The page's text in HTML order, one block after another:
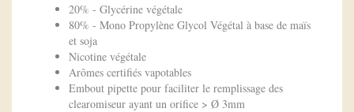
20% - Glycérine végétale
80% - Mono Propylène Glycol Végétal à base de maïs
et soja
Nicotine végétale
Arômes certifiés vapotables
Embout pipette pour faciliter le remplissage des
clearomiseur ayant un orifice > Ø 3mm